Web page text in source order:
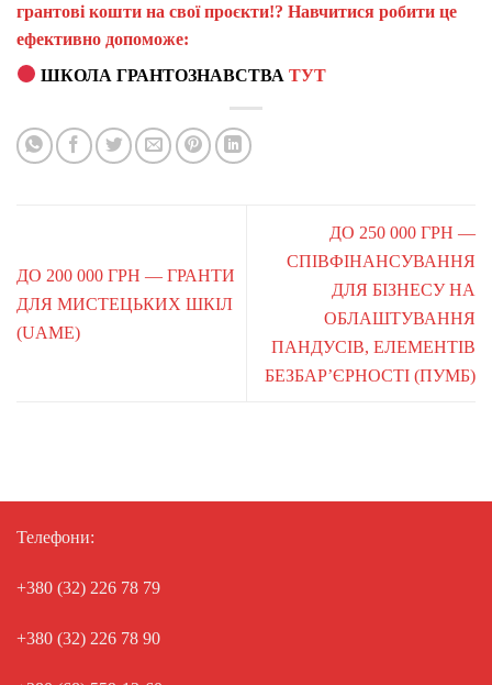
грантові кошти на свої проєкти!? Навчитися робити це
ефективно допоможе:
ШКОЛА ГРАНТОЗНАВСТВАТУТ
ДО 200 000 ГРН — ГРАНТИ
ДЛЯ МИСТЕЦЬКИХ ШКІЛ
(UAME)
ДО 250 000 ГРН —
СПІВФІНАНСУВАННЯ
ДЛЯ БІЗНЕСУ НА
ОБЛАШТУВАННЯ
ПАНДУСІВ, ЕЛЕМЕНТІВ
БЕЗБАР’ЄРНОСТІ (ПУМБ)
Телефони:
+380 (32) 226 78 79
+380 (32) 226 78 90